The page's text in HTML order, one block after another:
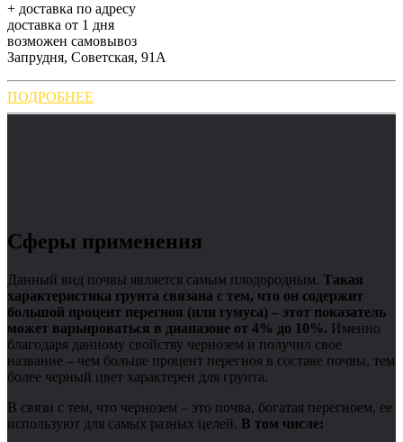
+ доставка по адресу
доставка от 1 дня
возможен самовывоз
Запрудня, Советская, 91А
ПОДРОБНЕЕ
Сферы применения
Данный вид почвы является самым плодородным. Такая
характеристика грунта связана с тем, что он содержит
большой процент перегноя (или гумуса) – этот показатель
может варьироваться в диапазоне от 4% до 10%. Именно
благодаря данному свойству чернозем и получил свое
название – чем больше процент перегноя в составе почвы, тем
более черный цвет характерен для грунта.
В связи с тем, что чернозем – это почва, богатая перегноем, ее
используют для самых разных целей. В том числе: